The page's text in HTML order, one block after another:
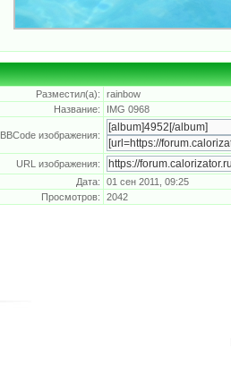
Разместил(а):
rainbow
Название:
IMG 0968
BBCode изображения:
URL изображения:
Дата:
01 сен 2011, 09:25
Просмотров:
2042